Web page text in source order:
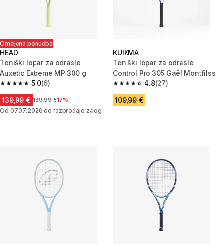
Omejena ponudba
HEAD
Teniški lopar za odrasle
Auxetic Extreme MP 300 g
5.0
5.0 od 5 zvezdic from 6 ocene
(6)
139,99 € Cena pred znižanjem
169,99 €17%
Od 07.07.2026 do razprodaje zalog
KUIKMA
Teniški lopar za odrasle
Control Pro 305 Gaël Montfilss
4.8
4.8 od 5 zvezdic from 27 ocene
(27)
109,99 €